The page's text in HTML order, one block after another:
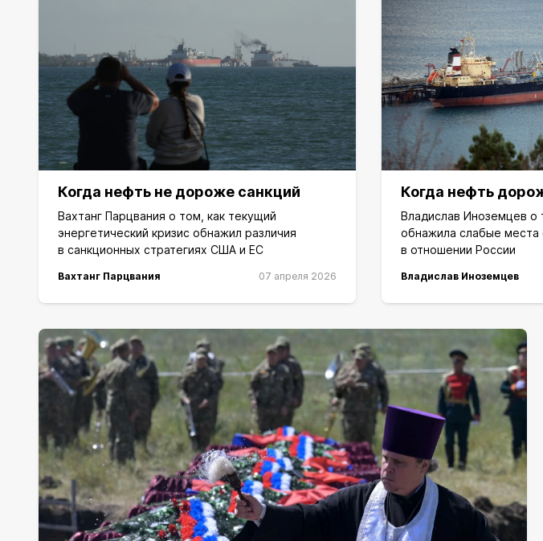
Когда нефть не дороже санкций
Вахтанг Парцвания о том, как текущий
энергетический кризис обнажил различия
в санкционных стратегиях США и ЕС
Вахтанг Парцвания 07 апреля 2026
Когда нефть
Владислав Иноземцев о
обнажила слабые места
в отношении России
Владислав Иноземцев